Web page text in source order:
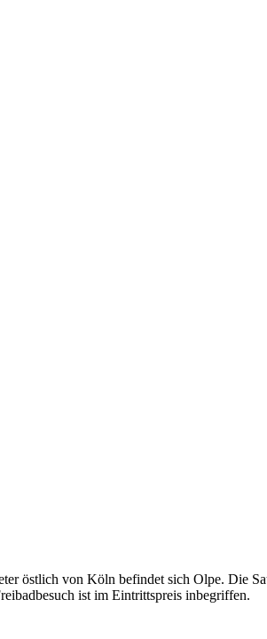
östlich von Köln befindet sich Olpe. Die
ist im Eintrittspreis inbegriffen.